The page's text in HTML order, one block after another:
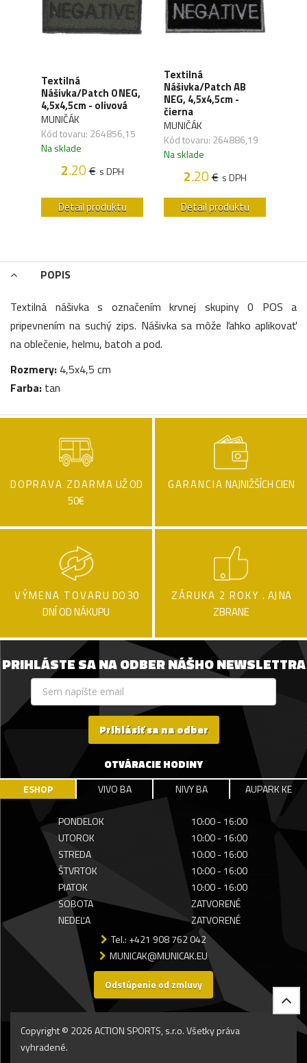
Textilná
Nášivka/Patch 0 NEG,
4,5x4,5cm - olivová
MUNIČÁK
Kód tovaru: 264856,15
Na sklade
2.20€ s DPH
Detail produktu
Textilná
Nášivka/Patch AB
NEG, 4,5x4,5cm -
čierna
MUNIČÁK
Kód tovaru: 264886,19
Na sklade
2.20€ s DPH
Detail produktu
POPIS
Textilná nášivka s označením krvnej skupiny 0 POS a
pripevnením na suchý zips. Nášivka sa môže ľahko aplikovať
na oblečenie, helmu, batoh a pod.
Rozmery: 4,5x4,5 cm
Farba: tan
DOPRAVA ZDARMA UŽ OD
50€
GARANCIA NAJNIŽŠÍCH CIEN
VÝMENA TOVARU DO 30
DNÍ OD NÁKUPU
ZÁRUKA 2 ROKY . AJ NA
ZBRANE
PRIHLÁSTE SA NA ODBER NÁŠHO NEWSLETTRA
Prihlásiť sa na odber
OTVÁRACIE HODINY
ESHOP VIVO BA NIVY BA AUPARK KE
PONDELOK
10:00 - 16:00
UTOROK
10:00 - 16:00
STREDA
10:00 - 16:00
ŠTVRTOK
10:00 - 16:00
PIATOK
10:00 - 16:00
SOBOTA
ZATVORENÉ
NEDEĽA
ZATVORENÉ
Tel.: +421 908 762 042
MUNICAK@MUNICAK.EU
Odstúpenie od zmluvy
Copyright © 2026 ACTION SPORTS, s.r.o. Všetky práva
vyhradené.